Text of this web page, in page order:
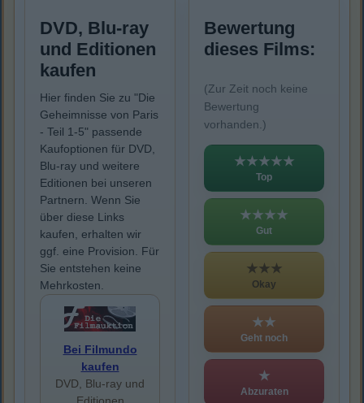
DVD, Blu-ray
und Editionen
kaufen
Hier finden Sie zu "Die
Geheimnisse von Paris
- Teil 1-5" passende
Kaufoptionen für DVD,
Blu-ray und weitere
Editionen bei unseren
Partnern. Wenn Sie
über diese Links
kaufen, erhalten wir
ggf. eine Provision. Für
Sie entstehen keine
Mehrkosten.
Bei Filmundo
kaufen
DVD, Blu-ray und
Bewertung
dieses Films:
(Zur Zeit noch keine
Bewertung
vorhanden.)
★★★★★
Top
★★★★
Gut
★★★
Okay
★★
Geht noch
★
Abzuraten